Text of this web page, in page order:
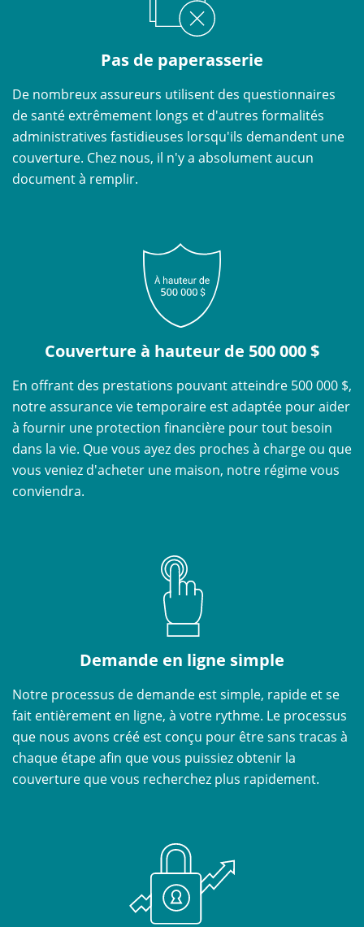
Pas de paperasserie
De nombreux assureurs utilisent des questionnaires
de santé extrêmement longs et d'autres formalités
administratives fastidieuses lorsqu'ils demandent une
couverture. Chez nous, il n'y a absolument aucun
document à remplir.
Couverture à hauteur de 500 000 $
En offrant des prestations pouvant atteindre 500 000 $,
notre assurance vie temporaire est adaptée pour aider
à fournir une protection financière pour tout besoin
dans la vie. Que vous ayez des proches à charge ou que
vous veniez d'acheter une maison, notre régime vous
conviendra.
Demande en ligne simple
Notre processus de demande est simple, rapide et se
fait entièrement en ligne, à votre rythme. Le processus
que nous avons créé est conçu pour être sans tracas à
chaque étape afin que vous puissiez obtenir la
couverture que vous recherchez plus rapidement.